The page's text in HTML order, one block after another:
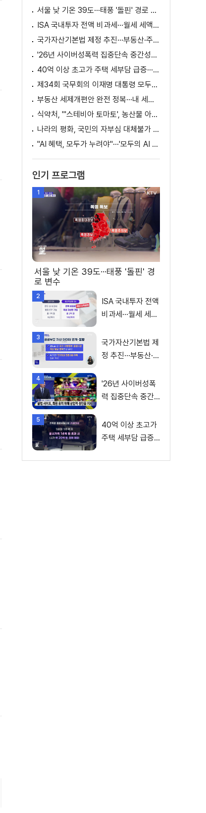
서울 낮 기온 39도···태풍 '돌핀' 경로 변수
ISA 국내투자 전액 비과세···월세 세액공제 확대
국가자산기본법 제정 추진···부동산·주식 등 통합 관리
'26년 사이버성폭력 집중단속 중간성과 발표···향후 추진계획은?
40억 이상 초고가 주택 세부담 급증···실수요자 보호 강화
제34회 국무회의 이재명 대통령 모두발언
부동산 세제개편안 완전 정복···내 세금 어떻게 달라지나? [K-정책 사용법]
식약처, "'스테비아 토마토', 농산물 아닌 가공식품"
나라의 평화, 국민의 자부심 대체불가 대한민국 이재명 대통령 모두말씀
"AI 혜택, 모두가 누려야"···'모두의 AI 성장사다리' 출범
인기 프로그램
1
서울 낮 기온 39도···태풍 '돌핀' 경
로 변수
2
ISA 국내투자 전액
비과세···월세 세액
3
국가자산기본법 제
정 추진···부동산·주
4
'26년 사이버성폭
력 집중단속 중간
진계획은?
5
40억 이상 초고가
주택 세부담 급증···
화